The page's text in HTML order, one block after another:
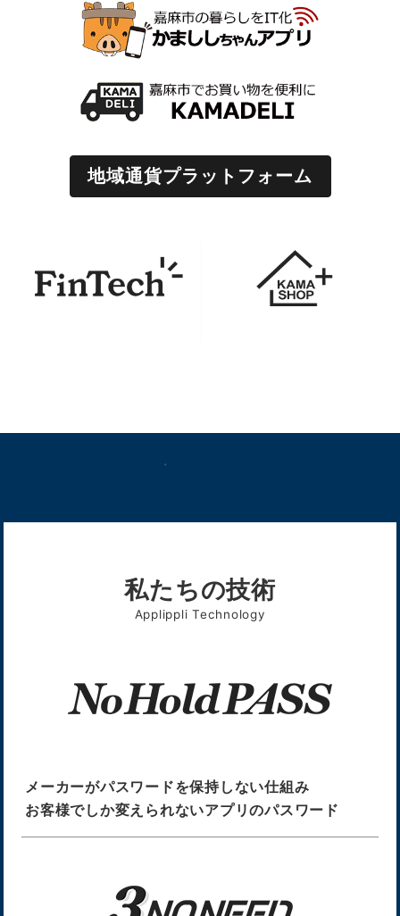
地域通貨プラットフォーム
私たちの技術
メーカーがパスワードを保持しない仕組み
お客様でしか変えられないアプリのパスワード